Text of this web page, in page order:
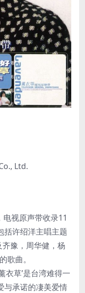
Ltd.
视原声带收录11
括许绍洋主唱主题
豫，周华健，杨
歌曲。
草’是台湾难得一
与承诺的凄美爱情